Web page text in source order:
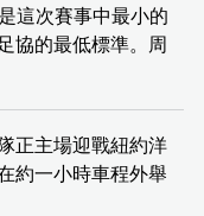
這次賽事中最小的
協的最低標準。周
正主場迎戰紐約洋
約一小時車程外舉